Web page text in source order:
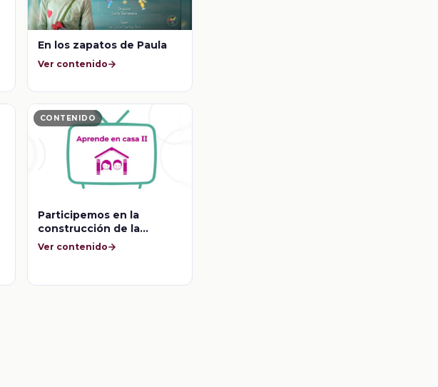
En los zapatos de Paula
Ver contenido
CONTENIDO
Participemos en la
construcción de la
igualdad
Ver contenido